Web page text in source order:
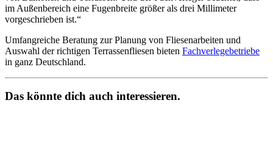
im Außenbereich eine Fugenbreite größer als drei Millimeter
vorgeschrieben ist.“
Umfangreiche Beratung zur Planung von Fliesenarbeiten und
Auswahl der richtigen Terrassenfliesen bieten Fachverlegebetriebe
in ganz Deutschland.
Das könnte dich auch interessieren.